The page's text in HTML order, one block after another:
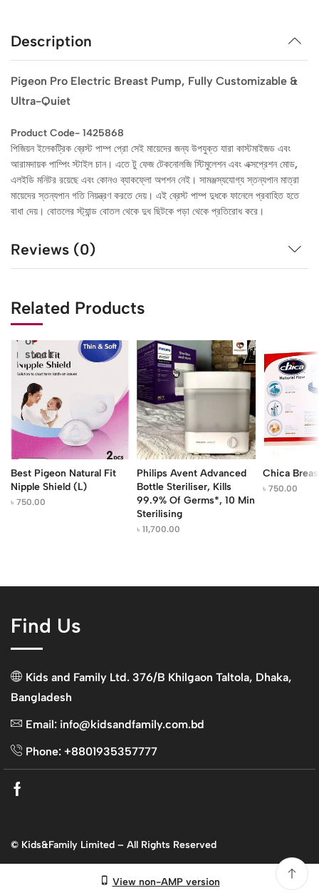
Description
Pigeon Pro Electric Breast Pump, Fully Customizable &
Ultra-Quiet
Product Code- 1425868
পিজিয়ন ইলেকট্রিক ব্রেস্ট পাম্প প্রো সেই মায়েদের জন্য উপযুক্ত যারা কাস্টমাইজড এবং
আরামদায়ক পাম্পিং স্টাইল চান। এতে টু ফেজ টেকনোলজি স্টিমুলেশন এবং এক্সপ্রেশন মোড,
এলইডি মনিটর রয়েছে এবং কোনও ব্যাকফ্লো অপশন নেই। সামঞ্জস্যযোগ্য স্তন্যপান মাত্রা
মায়েদের স্তন্যপান গতি নিয়ন্ত্রণ করতে দেয়। এই ব্রেস্ট পাম্প দুধকে ফানেলে প্রবাহিত হতে
বাধা দেয়। বোতলের স্ট্যান্ড বোতল থেকে দুধ ছিটকে পড়া থেকে প্রতিরোধ করে।
Reviews (0)
Related Products
Out
of
stock
Best Pigeon Natural Fit
Nipple Shield (L)
৳ 750.00
Philips Avent Advanced
Bottle Steriliser, Kills
99.9% Of Germs*, 10 Min
Sterilising
৳11,700.00
Chica
৳750.00
Find Us
Kids and Family Ltd. 376/B Khilgaon Taltola, Dhaka,
Bangladesh
Email: info@kidsandfamily.com.bd
Phone: +8801935357777
© Kids&Family Limited – All Rights Reserved
View non-AMP version